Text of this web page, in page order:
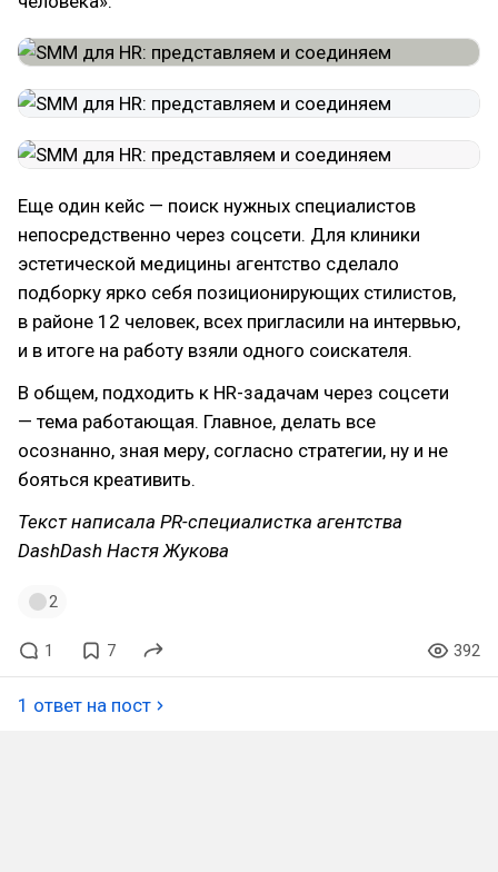
Еще один кейс — поиск нужных специалистов
непосредственно через соцсети. Для клиники
эстетической медицины агентство сделало
подборку ярко себя позиционирующих стилистов,
в районе 12 человек, всех пригласили на интервью,
и в итоге на работу взяли одного соискателя.
В общем, подходить к HR-задачам через соцсети
— тема работающая. Главное, делать все
осознанно, зная меру, согласно стратегии, ну и не
бояться креативить.
Текст написала PR-специалистка агентства
DashDash Настя Жукова
2
1 7 392
1 ответ на пост